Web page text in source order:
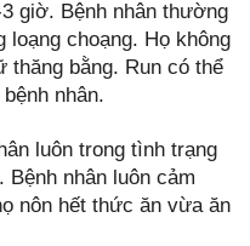
giờ. Bệnh nhân thường
loạng choạng. Họ không
thăng bằng. Run có thể
nhân.
luôn trong tình trạng
nhân luôn cảm
nôn hết thức ăn vừa ăn